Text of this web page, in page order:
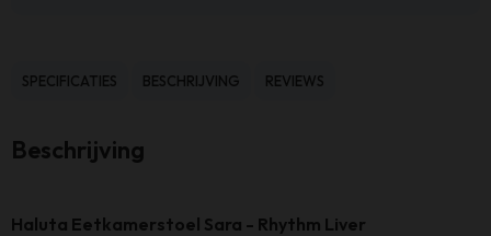
-
SPECIFICATIES BESCHRIJVING REVIEWS
Beschrijving
Haluta Eetkamerstoel Sara - Rhythm Liver